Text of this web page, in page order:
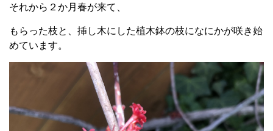
それから２か月春が来て、
もらった枝と、挿し木にした植木鉢の枝になにかが咲き始
めています。